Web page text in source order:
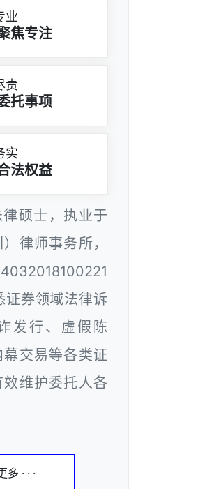
业
焦专注
责
托事项
实
法权益
硕士，执业于
律师事务所，
券领域法律诉
发行、虚假陈
交易等各类证
维护委托人各
多 · · ·